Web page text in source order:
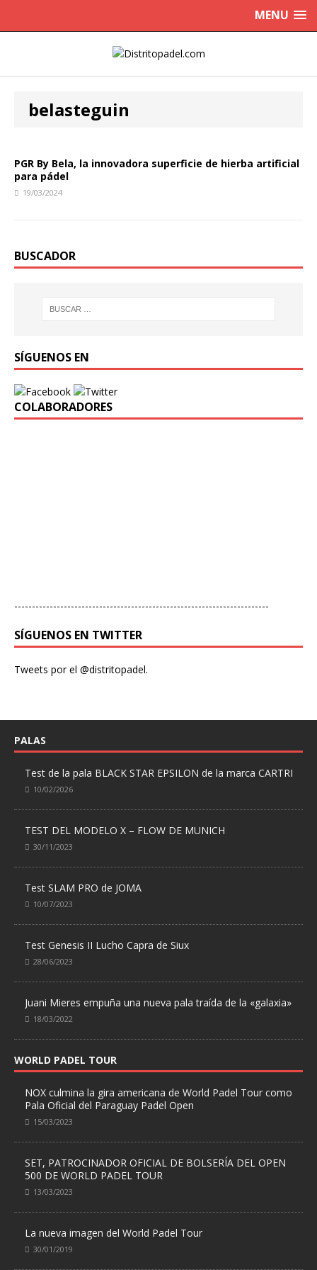
MENU
belasteguin
PGR By Bela, la innovadora superficie de hierba artificial
para pádel
19/03/2024
BUSCADOR
SÍGUENOS EN
COLABORADORES
------------------------------------------------------------------------
SÍGUENOS EN TWITTER
Tweets por el @distritopadel.
PALAS
Test de la pala BLACK STAR EPSILON de la marca CARTRI
10/02/2026
TEST DEL MODELO X – FLOW DE MUNICH
30/11/2023
Test SLAM PRO de JOMA
10/07/2023
Test Genesis II Lucho Capra de Siux
28/06/2023
Juani Mieres empuña una nueva pala traída de la «galaxia»
18/03/2022
WORLD PADEL TOUR
NOX culmina la gira americana de World Padel Tour como
Pala Oficial del Paraguay Padel Open
15/03/2023
SET, PATROCINADOR OFICIAL DE BOLSERÍA DEL OPEN
500 DE WORLD PADEL TOUR
13/03/2023
La nueva imagen del World Padel Tour
30/01/2019